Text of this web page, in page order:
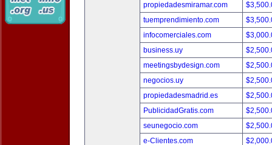
propiedadesmiramar.com
tuemprendimiento.com
infocomerciales.com
business.uy
meetingsbydesign.com
negocios.uy
propiedadesmadrid.es
PublicidadGratis.com
seunegocio.com
e-Clientes.com